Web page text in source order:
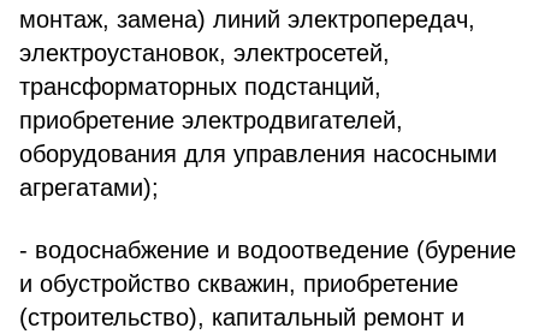
монтаж, замена) линий электропередач,
электроустановок, электросетей,
трансформаторных подстанций,
приобретение электродвигателей,
оборудования для управления насосными
агрегатами);
- водоснабжение и водоотведение (бурение
и обустройство скважин, приобретение
(строительство), капитальный ремонт и